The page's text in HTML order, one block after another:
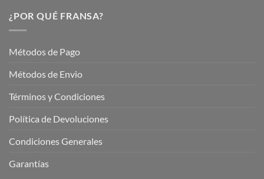
¿POR QUÉ FRANSA?
Métodos de Pago
Métodos de Envio
Términos y Condiciones
Política de Devoluciones
Condiciones Generales
Garantías